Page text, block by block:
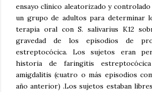
ensayo clínico aleatorizado y
un grupo de adultos para determinar
terapia oral con S. salivarius K12
gravedad de los episodios de
estreptocócica. Los sujetos eran
historia de faringitis
amigdalitis (cuatro o más episodios
año anterior) .Los sujetos estaban